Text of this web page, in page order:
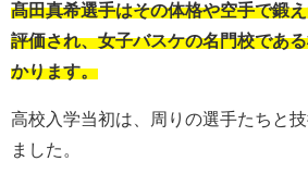
髙田真希選手はその体格や空手で鍛
評価され、女子バスケの名門校であ
かります。
高校入学当初は、周りの選手たちと
ました。